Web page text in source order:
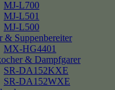
MJ-L700
MJ-L501
MJ-L500
& Suppenbereiter
MX-HG4401
& Dampfgarer
SR-DA152KXE
SR-DA152WXE